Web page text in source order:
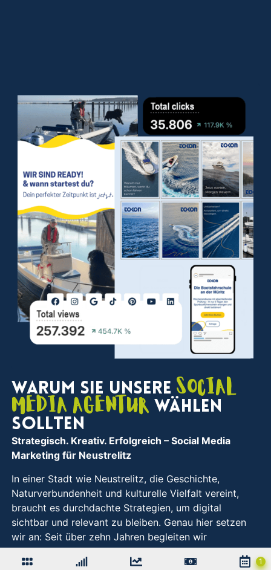
Warum Sie unsere Social
Media Agentur wählen
sollten
Strategisch. Kreativ. Erfolgreich – Social Media
Marketing für Neustrelitz
In einer Stadt wie Neustrelitz, die Geschichte,
Naturverbundenheit und kulturelle Vielfalt vereint,
braucht es durchdachte Strategien, um digital
sichtbar und relevant zu bleiben. Genau hier setzen
wir an: Seit über zehn Jahren begleiten wir
Unternehmen aus der Region mit individuellem Social
Media Marketing – strategisch fundiert, kreativ